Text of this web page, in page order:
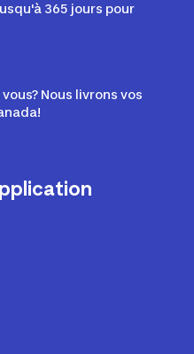
365 jours pour
Nous livrons vos